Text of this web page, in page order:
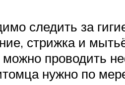
следить за
стрижка и
проводить
нужно по